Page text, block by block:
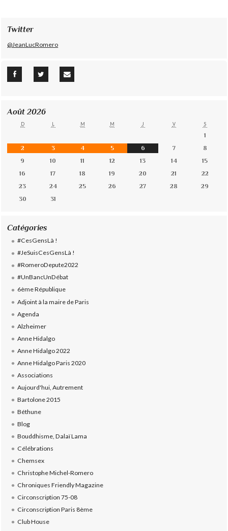
Twitter
@JeanLucRomero
Août 2026
D L M M J V S
1
2
3 4 5 6 7
8
9
10 11 12 13 14
15
16
17 18 19 20 21
22
23
24 25 26 27 28
29
30
31
Catégories
#CesGensLà !
#JeSuisCesGensLà !
#RomeroDepute2022
#UnBancUnDébat
6ème République
Adjoint à la maire de Paris
Agenda
Alzheimer
Anne Hidalgo
Anne Hidalgo 2022
Anne Hidalgo Paris 2020
Associations
Aujourd'hui, Autrement
Bartolone 2015
Béthune
Blog
Bouddhisme, Dalaï Lama
Célébrations
Chemsex
Christophe Michel-Romero
Chroniques Friendly Magazine
Circonscription 75-08
Circonscription Paris 8ème
Club House